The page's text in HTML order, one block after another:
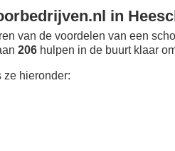
in
van de voordelen van een
206 hulpen in de buurt klaar
ze hieronder: